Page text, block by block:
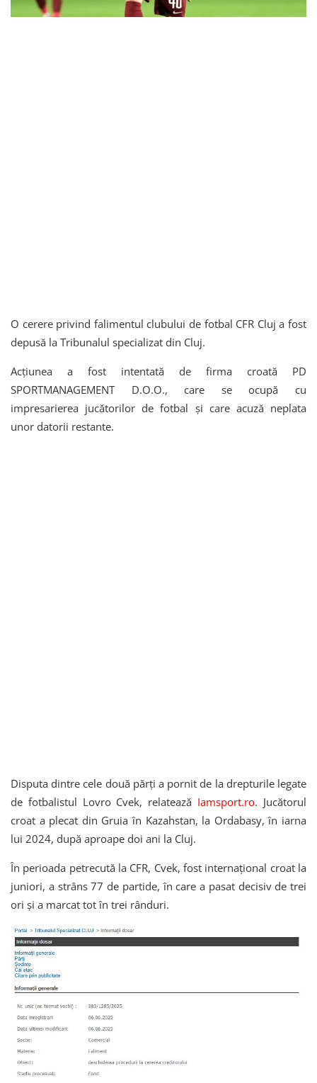
O cerere privind falimentul clubului de fotbal CFR Cluj a fost
depusă la Tribunalul specializat din Cluj.
Acțiunea a fost intentată de firma croată PD
SPORTMANAGEMENT D.O.O., care se ocupă cu
impresarierea jucătorilor de fotbal și care acuză neplata
unor datorii restante.
Disputa dintre cele două părți a pornit de la drepturile legate
de fotbalistul Lovro Cvek, relatează Iamsport.ro. Jucătorul
croat a plecat din Gruia în Kazahstan, la Ordabasy, în iarna
lui 2024, după aproape doi ani la Cluj.
În perioada petrecută la CFR, Cvek, fost internațional croat la
juniori, a strâns 77 de partide, în care a pasat decisiv de trei
ori și a marcat tot în trei rânduri.